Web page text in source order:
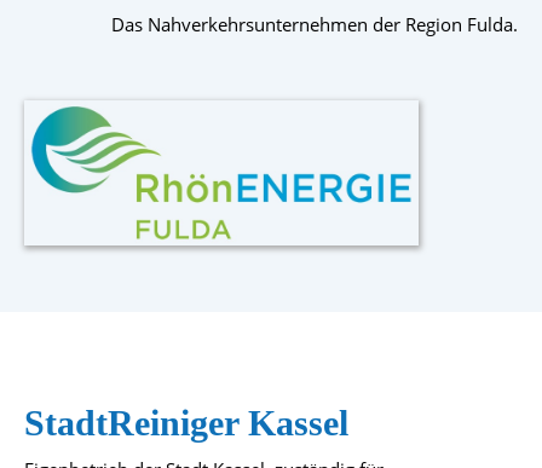
Das Nahverkehrsunternehmen der Region Fulda.
StadtReiniger Kassel